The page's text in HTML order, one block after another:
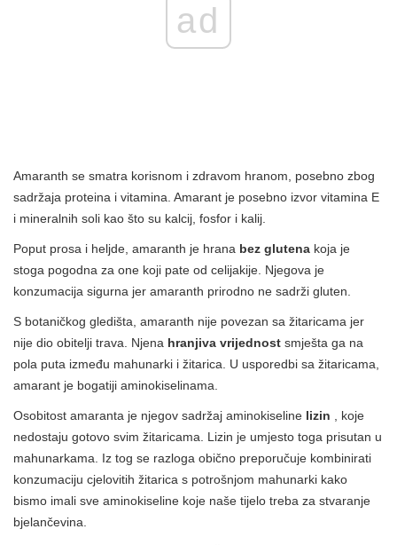
ad
Amaranth se smatra korisnom i zdravom hranom, posebno zbog
sadržaja proteina i vitamina. Amarant je posebno izvor vitamina E
i mineralnih soli kao što su kalcij, fosfor i kalij.
Poput prosa i heljde, amaranth je hrana bez glutena koja je
stoga pogodna za one koji pate od celijakije. Njegova je
konzumacija sigurna jer amaranth prirodno ne sadrži gluten.
S botaničkog gledišta, amaranth nije povezan sa žitaricama jer
nije dio obitelji trava. Njena hranjiva vrijednost smješta ga na
pola puta između mahunarki i žitarica. U usporedbi sa žitaricama,
amarant je bogatiji aminokiselinama.
Osobitost amaranta je njegov sadržaj aminokiseline lizin , koje
nedostaju gotovo svim žitaricama. Lizin je umjesto toga prisutan u
mahunarkama. Iz tog se razloga obično preporučuje kombinirati
konzumaciju cjelovitih žitarica s potrošnjom mahunarki kako
bismo imali sve aminokiseline koje naše tijelo treba za stvaranje
bjelančevina.